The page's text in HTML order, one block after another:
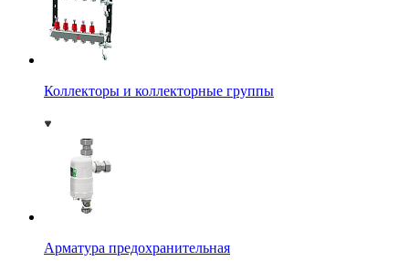
Коллекторы и коллекторные группы
Арматура предохранительная